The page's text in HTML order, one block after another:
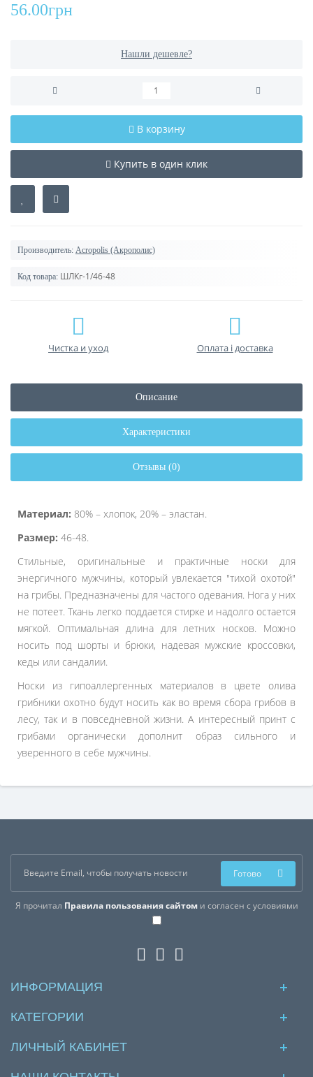
56.00грн
Нашли дешевле?
В корзину
Купить в один клик
Производитель: Acropolis (Акрополис)
Код товара: ШЛКг-1/46-48
Чистка и уход Оплата і доставка
Описание
Характеристики
Отзывы (0)
Материал: 80% – хлопок, 20% – эластан.
Размер: 46-48.
Стильные, оригинальные и практичные носки для
энергичного мужчины, который увлекается "тихой охотой"
на грибы. Предназначены для частого одевания. Нога у них
не потеет. Ткань легко поддается стирке и надолго остается
мягкой. Оптимальная длина для летних носков. Можно
носить под шорты и брюки, надевая мужские кроссовки,
кеды или сандалии.
Носки из гипоаллергенных материалов в цвете олива
грибники охотно будут носить как во время сбора грибов в
лесу, так и в повседневной жизни. А интересный принт с
грибами органически дополнит образ сильного и
уверенного в себе мужчины.
Я прочитал Правила пользования сайтоми согласен с условиями
Готово
ИНФОРМАЦИЯ
КАТЕГОРИИ
ЛИЧНЫЙ КАБИНЕТ